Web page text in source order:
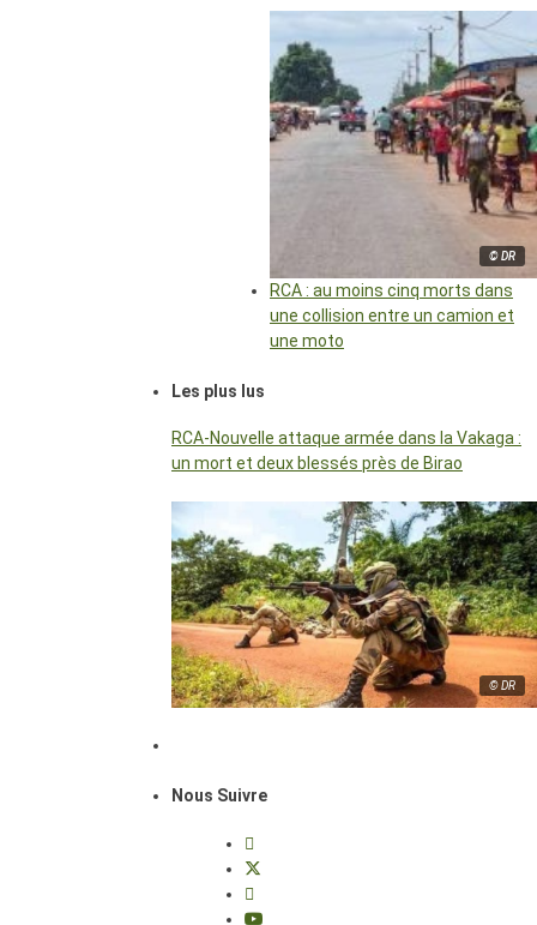
© DR
RCA : au moins cinq morts dans
une collision entre un camion et
une moto
Les plus lus
RCA-Nouvelle attaque armée dans la Vakaga :
un mort et deux blessés près de Birao
© DR
Nous Suivre